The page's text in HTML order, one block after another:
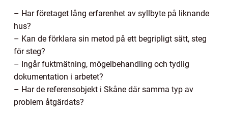
– Har företaget lång erfarenhet av syllbyte på liknande
hus?
– Kan de förklara sin metod på ett begripligt sätt, steg
för steg?
– Ingår fuktmätning, mögelbehandling och tydlig
dokumentation i arbetet?
– Har de referensobjekt i Skåne där samma typ av
problem åtgärdats?